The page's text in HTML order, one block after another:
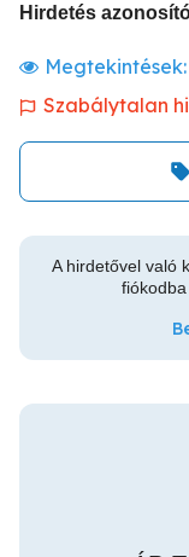
Hirdetés
Megtekintések:
Szabálytalan
A hirdetővel való